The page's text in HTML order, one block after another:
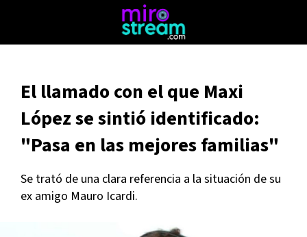
El llamado con el que Maxi
López se sintió identificado:
"Pasa en las mejores familias"
Se trató de una clara referencia a la situación de su
ex amigo Mauro Icardi.